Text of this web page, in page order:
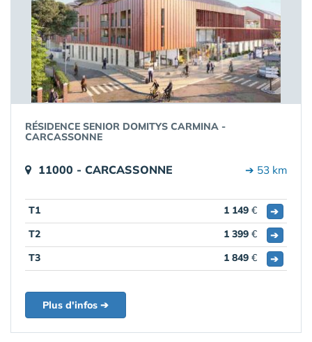
RÉSIDENCE SENIOR DOMITYS CARMINA -
CARCASSONNE
11000 - CARCASSONNE ➔ 53 km
T1 1 149 €
➔
T2
1 399 €
➔
T3
1 849 € ➔
Plus d'infos ➔